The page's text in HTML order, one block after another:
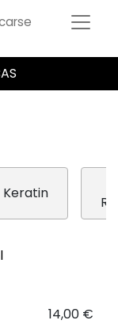
Keratin
14,00 €